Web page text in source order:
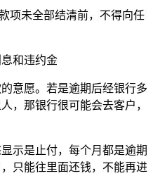
项未全部结清前，不得向任
和违约金
意愿。若是逾期后经银行多
，那银行很可能会去客户，
示是止付，每个月都是逾期
只能往里面还钱，不能再进